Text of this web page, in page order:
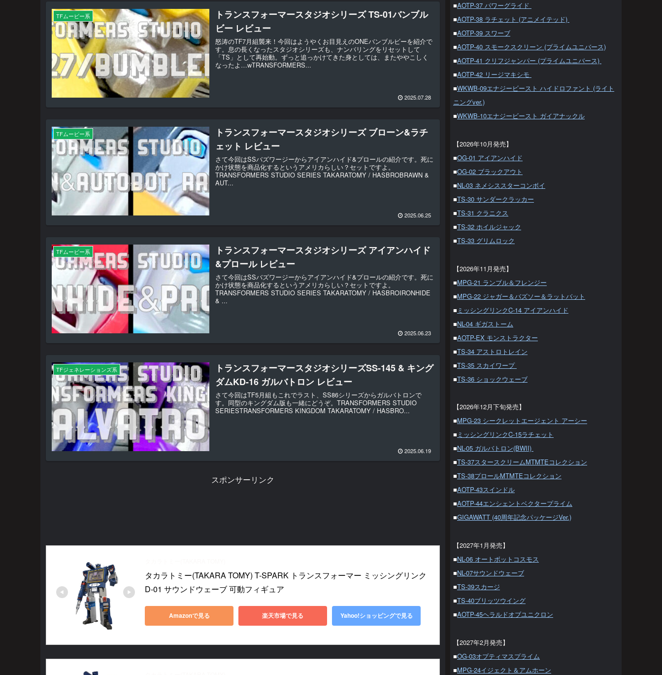
TFムービー系
トランスフォーマースタジオシリーズ TS-01バンブル
ビー レビュー
怒涛のTF7月組襲来！今回はようやくお目見えのONEバンブルビーを紹介で
す。息の長くなったスタジオシリーズも、ナンバリングをリセットして
「TS」として再始動。ずっと追っかけてきた身としては、またややこしく
なったよ…wTRANSFORMERS...
2025.07.28
TFムービー系
トランスフォーマースタジオシリーズ ブローン&ラチ
ェット レビュー
さて今回はSSバズワージーからアイアンハイド&プロールの紹介です。死に
かけ状態を商品化するというアメリカらしい？セットですよ。
TRANSFORMERS STUDIO SERIES TAKARATOMY / HASBROBRAWN &
AUT...
2025.06.25
TFムービー系
トランスフォーマースタジオシリーズ アイアンハイド
&プロール レビュー
さて今回はSSバズワージーからアイアンハイド&プロールの紹介です。死に
かけ状態を商品化するというアメリカらしい？セットですよ。
TRANSFORMERS STUDIO SERIES TAKARATOMY / HASBROIRONHIDE
& ...
2025.06.23
TFジェネレーションズ系
トランスフォーマースタジオシリーズSS-145 & キング
ダムKD-16 ガルバトロン レビュー
さて今回はTF5月組もこれでラスト、SS86シリーズからガルバトロンで
す。同型のキングダム版も一緒にどうぞ。TRANSFORMERS STUDIO
SERIESTRANSFORMERS KINGDOM TAKARATOMY / HASBRO...
2025.06.19
スポンサーリンク
タカラトミー(TAKARA TOMY) T-SPARK トランスフォーマー ミッシングリンク
D-01 サウンドウェーブ 可動フィギュア
Amazonで見る 楽天市場で見る Yahoo!ショッピングで見る
■AOTP-37 パワーグライド
■AOTP-38 ラチェット (アニメイテッド)
■AOTP-39 スワーブ
■AOTP-40 スモークスクリーン (プライムユニバース)
■AOTP-41 クリフジャンパー (プライムユニバース)
■AOTP-42 リージマキシモ
■WKWB-09エナジービースト ハイドロファント (ライト
ニングver.)
■WKWB-10エナジービースト ガイアナックル
【2026年10月発売】
■OG-01 アイアンハイド
■OG-02 ブラックアウト
■NL-03 ネメシススターコンボイ
■TS-30 サンダークラッカー
■TS-31 クラニクス
■TS-32 ホイルジャック
■TS-33 グリムロック
【2026年11月発売】
■MPG-21 ランブル＆フレンジー
■MPG-22 ジャガー＆バズソー＆ラットバット
■ ミッシングリンクC-14 アイアンハイド
■NL-04 ギガストーム
■AOTP-EX モンストラクター
■TS-34 アストロトレイン
■TS-35 スカイワープ
■TS-36 ショックウェーブ
【2026年12月下旬発売】
■MPG-23 シークレットエージェント アーシー
■ ミッシングリンクC-15ラチェット
■NL-05 ガルバトロン(BWII)
■TS-37スタースクリームMTMTEコレクション
■TS-38プロールMTMTEコレクション
■AOTP-43スインドル
■AOTP-44エンシェントベクタープライム
■GIGAWATT (40周年記念パッケージVer.)
【2027年1月発売】
■NL-06 オートボットコスモス
■NL-07サウンドウェーブ
■TS-39スカージ
■TS-40ブリッツウイング
■AOTP-45ヘラルドオブユニクロン
【2027年2月発売】
■OG-03オプティマスプライム
■MPG-24イジェクト＆アムホーン